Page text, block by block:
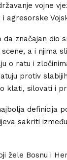
vojne
i agresorske
da značajan dio
a i njima
o ratu i
protiv
klati, silovati i
definicija
sakriti
žele Bosnu i